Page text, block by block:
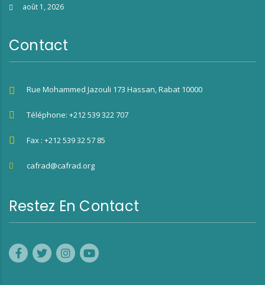
août 1, 2026
Contact
Rue Mohammed Jazouli 173 Hassan, Rabat 10000
Téléphone: +212 539 322 707
Fax : +212 539 32 57 85
cafrad@cafrad.org
Restez En Contact